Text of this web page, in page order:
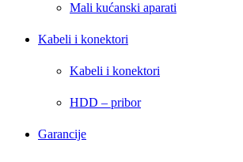
Mali kućanski aparati
Kabeli i konektori
Kabeli i konektori
HDD – pribor
Garancije